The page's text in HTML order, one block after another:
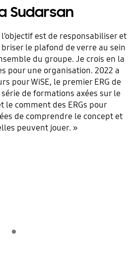
Sudarsan
l’objectif est de responsabiliser et
le plafond de verre au sein
du groupe. Je crois en la
pour une organisation. 2022 a
pour WiSE, le premier ERG de
de formations axées sur le
le comment des ERGs pour
de comprendre le concept et
peuvent jouer. »